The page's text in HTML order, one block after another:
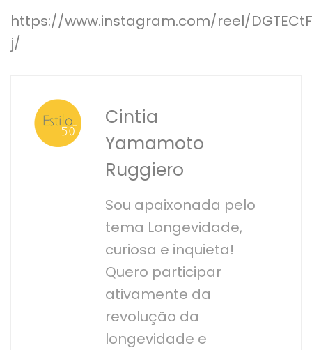
https://www.instagram.com/reel/
j/
Cintia
Yamamoto
Ruggiero
Sou apaixonada pelo
tema Longevidade,
curiosa e inquieta!
Quero participar
ativamente da
revolução da
longevidade e